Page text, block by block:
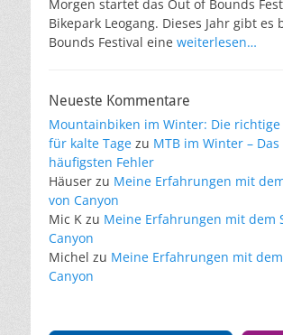
Morgen startet das Out of Bounds
Bikepark Leogang. Dieses Jahr gibt es
Bounds Festival eine weiterlesen…
Neueste Kommentare
Mountainbiken im Winter: Die
für kalte Tage zu MTB im Winter –
häufigsten Fehler
Häuser zu Meine Erfahrungen mit
von Canyon
Mic K zu Meine Erfahrungen mit dem
Canyon
Michel zu Meine Erfahrungen mit
Canyon